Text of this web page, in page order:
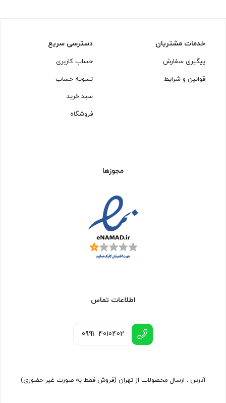
خدمات مشتریان
پیگیری سفارش
قوانین و شرایط
دسترسی سریع
حساب کاربری
تسویه حساب
سبد خرید
فروشگاه
مجوزها
اطلاعات تماس
0991 4010402
آدرس : ارسال محصولات از تهران (فروش فقط به صورت غیر حضوری)